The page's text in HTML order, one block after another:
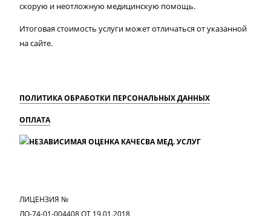
скорую и неотложную медицинскую помощь.
Итоговая стоимость услуги может отличаться от указанной
на сайте.
ПОЛИТИКА ОБРАБОТКИ ПЕРСОНАЛЬНЫХ ДАННЫХ
ОПЛАТА
ЛИЦЕНЗИЯ №
ЛО-74-01-004408 ОТ 19.01.2018